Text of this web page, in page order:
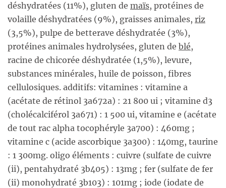
déshydratées (11%), gluten de maïs, protéines de
volaille déshydratées (9%), graisses animales, riz
(3,5%), pulpe de betterave déshydratée (3%),
protéines animales hydrolysées, gluten de blé,
racine de chicorée déshydratée (1,5%), levure,
substances minérales, huile de poisson, fibres
cellulosiques. additifs: vitamines : vitamine a
(acétate de rétinol 3a672a) : 21 800 ui ; vitamine d3
(cholécalciférol 3a671) : 1 500 ui, vitamine e (acétate
de tout rac alpha tocophéryle 3a700) : 460mg ;
vitamine c (acide ascorbique 3a300) : 140mg, taurine
: 1 300mg. oligo éléments : cuivre (sulfate de cuivre
(ii), pentahydraté 3b405) : 13mg ; fer (sulfate de fer
(ii) monohydraté 3b103) : 101mg ; iode (iodate de